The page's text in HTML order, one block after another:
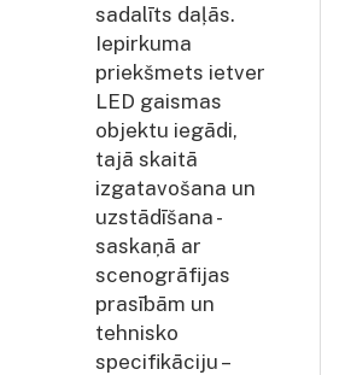
sadalīts daļās.
Iepirkuma
priekšmets ietver
LED gaismas
objektu iegādi,
tajā skaitā
izgatavošana un
uzstādīšana -
saskaņā ar
scenogrāfijas
prasībām un
tehnisko
specifikāciju –